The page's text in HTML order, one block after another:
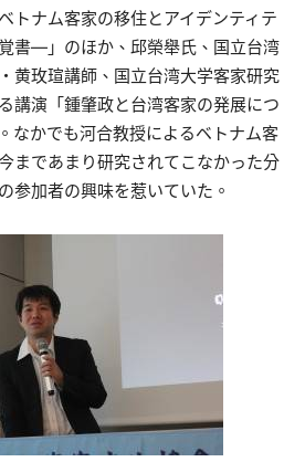
トナム客家の移住とアイデンティテ
書—」のほか、邱榮舉氏、国立台湾
黄玫瑄講師、国立台湾大学客家研究
講演「鍾肇政と台湾客家の発展につ
なかでも河合教授によるベトナム客
まであまり研究されてこなかった分
参加者の興味を惹いていた。